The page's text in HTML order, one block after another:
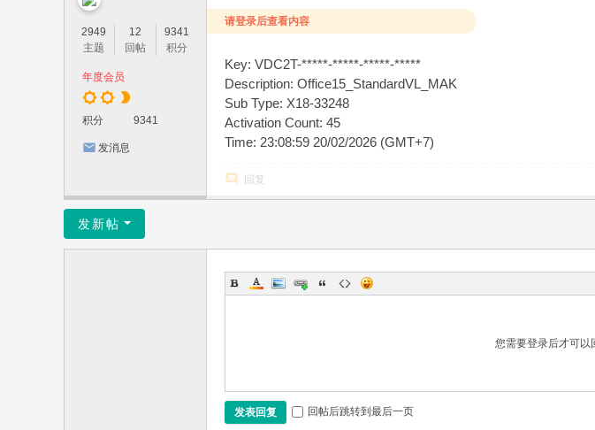
2949
主题
12
回帖
9341
积分
年度会员
积分 9341
发消息
请登录后查看内容
Key: VDC2T-*****-*****-*****-*****
Description: Office15_StandardVL_MAK
Sub Type: X18-33248
Activation Count: 45
Time: 23:08:59 20/02/2026 (GMT+7)
回复
发新帖
您需要登录后才可以
发表回复 回帖后跳转到最后一页